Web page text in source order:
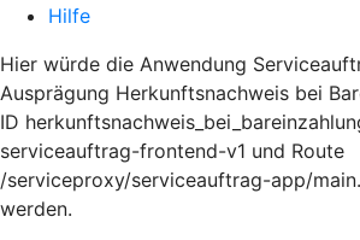
Hilfe
Hier würde die Anwendung
Ausprägung Herkunftsnachweis bei
ID
serviceauftrag-frontend-v1 und Route
/serviceproxy/serviceauftrag-app/
werden.